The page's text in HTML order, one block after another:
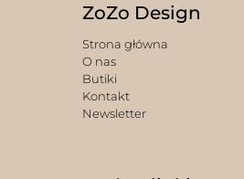
ZoZo Design
Strona główna
O nas
Butiki
Kontakt
Newsletter